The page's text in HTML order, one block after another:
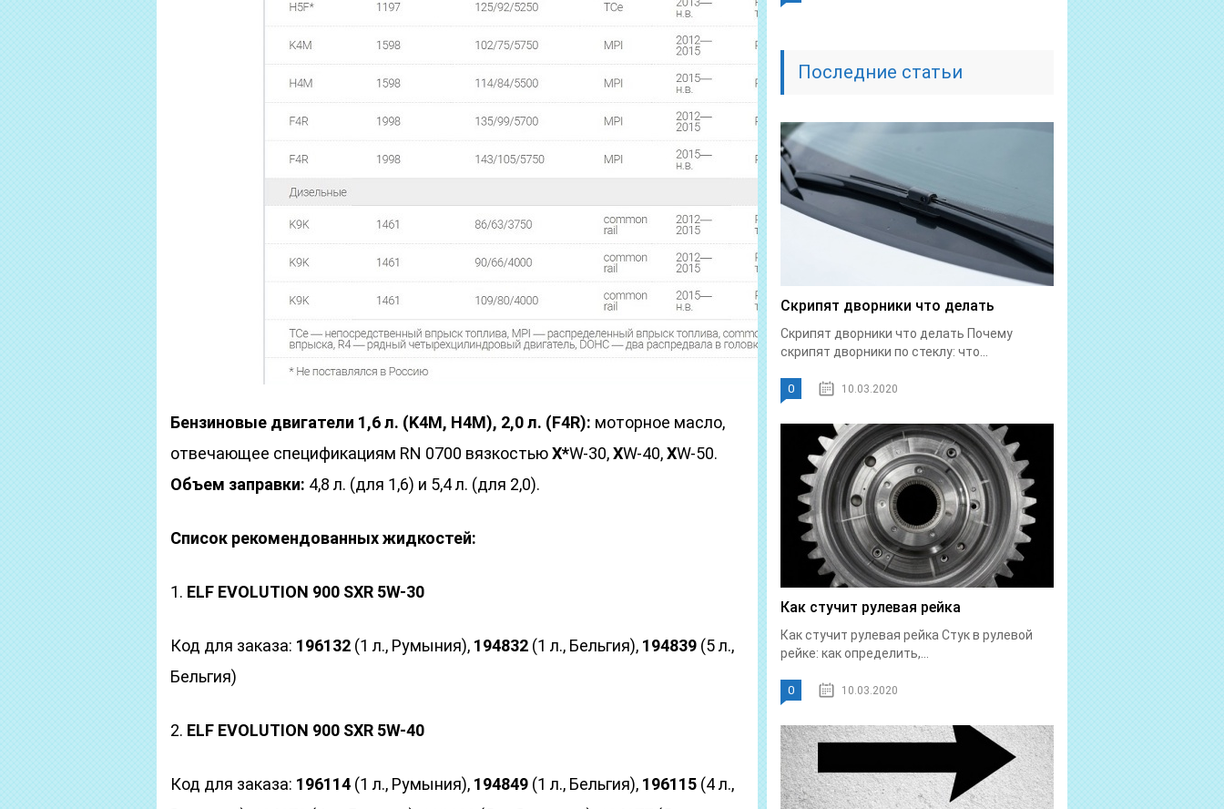
Бензиновые двигатели 1,6 л. (K4M, H4M), 2,0 л. (F4R): моторное масло,
отвечающее спецификациям RN 0700 вязкостьюХ*W-30,ХW-40,ХW-50.
Объем заправки: 4,8 л. (для 1,6) и 5,4 л. (для 2,0).
Список рекомендованных жидкостей:
1. ELF EVOLUTION 900 SXR 5W-30
Код для заказа: 196132 (1 л., Румыния), 194832 (1 л., Бельгия), 194839 (5 л.,
Бельгия)
2. ELF EVOLUTION 900 SXR 5W-40
Код для заказа: 196114 (1 л., Румыния), 194849 (1 л., Бельгия), 196115 (4 л.,
Последние статьи
Скрипят дворники что делать
Скрипят дворники что делать Почему
скрипят дворники по стеклу: что...
0 10.03.2020
Как стучит рулевая рейка
Как стучит рулевая рейка Стук в рулевой
рейке: как определить,...
0 10.03.2020